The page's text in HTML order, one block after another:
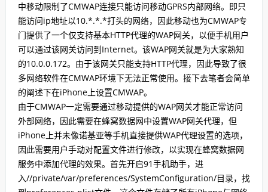
中移动限制了CMWAP连接只能访问移动GPRS内部网络。即只
能访问ip地址以10.*.*.*打头的网络，因此移动也为CMWAP专
门提供了一个仅支持基本HTTP代理的WAP网关，以便手机用户
可以通过该网关访问到Internet。该WAP网关就是为大家熟知
的10.0.0.172。由于该网关只能支持HTTP代理，因此导致了很
多网络软件在CMWAP环境下无法正常使用。接下去笔者会简单
的阐述下在iPhone上设置CMWAP。
由于CMWAP一定需要通过移动提供的WAP网关才能正常访问
外部网络，因此需要在蜂窝数据网中设置WAP网关代理，但
iPhone上并未像诺基亚等手机直接提供WAP代理设置的选项，
因此需要用户手动对配置文件进行修改，以实现在蜂窝数据网
服务中添加代理的效果。首先开启91手机助手，进
入//private/var/preferences/SystemConfiguration/目录，找